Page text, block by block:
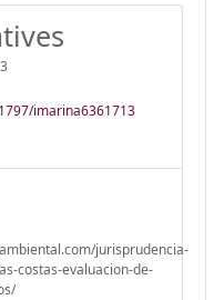
imarina6361713
jurisprudencia-
costas-evaluacion-de-